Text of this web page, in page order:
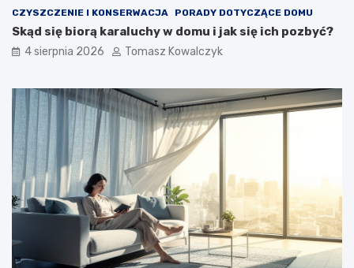
CZYSZCZENIE I KONSERWACJA PORADY DOTYCZĄCE DOMU
Skąd się biorą karaluchy w domu i jak się ich pozbyć?
4 sierpnia 2026 Tomasz Kowalczyk